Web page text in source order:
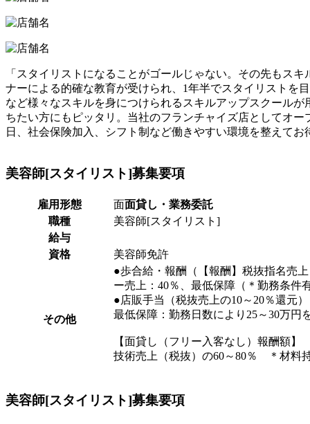
「スタイリストになることがゴールじゃない。その先もス
ナーによる的確な教育が受けられ、1年半でスタイリストを
など様々なスキルを身につけられるスキルアップスクール
ちたい方にもピッタリ。当社のフランチャイズ店としてオ
日、社会保険加入、シフト制など働きやすい環境を整えてお
美容師[スタイリスト]募集要項
雇用形態 面面貸し・業務委託
職種
美容師[スタイリスト]
給与
資格
美容師免許
その他
●歩合給・報酬（【報酬】税抜指名売
ー売上：40％、最低保障（＊勤務条件
●店販手当（税抜売上の10～20％還元）
最低保障：勤務日数により25～30万円
【面貸し（フリー入客なし）報酬額】
技術売上（税抜）の60～80％ ＊材料
美容師[スタイリスト]募集要項